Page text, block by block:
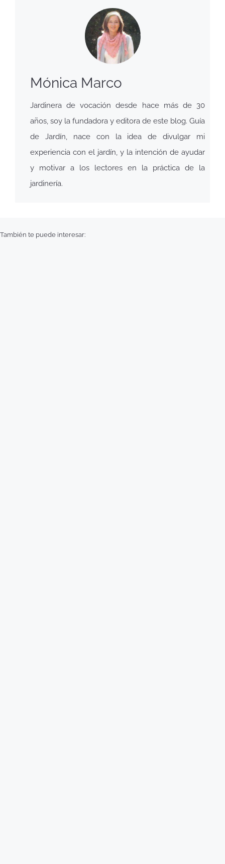
Mónica Marco
Jardinera de vocación desde hace más de 30
años, soy la fundadora y editora de este blog. Guía
de Jardín, nace con la idea de divulgar mi
experiencia con el jardín, y la intención de ayudar
y motivar a los lectores en la práctica de la
jardinería.
También te puede interesar: